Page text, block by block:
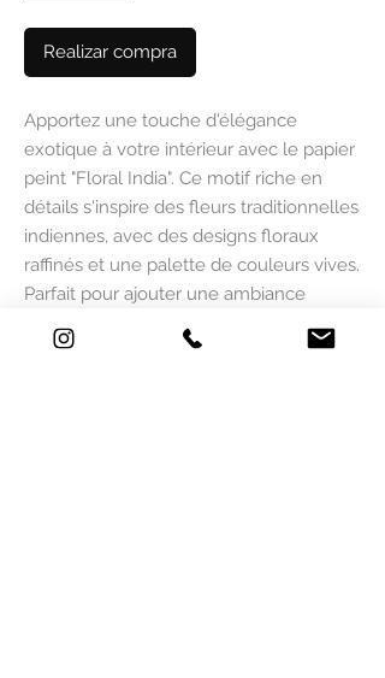
Realizar compra
Apportez une touche d'élégance
exotique à votre intérieur avec le papier
peint "Floral India". Ce motif riche en
détails s'inspire des fleurs traditionnelles
indiennes, avec des designs floraux
raffinés et une palette de couleurs vives.
Parfait pour ajouter une ambiance
chaleureuse et artistique à votre espace.